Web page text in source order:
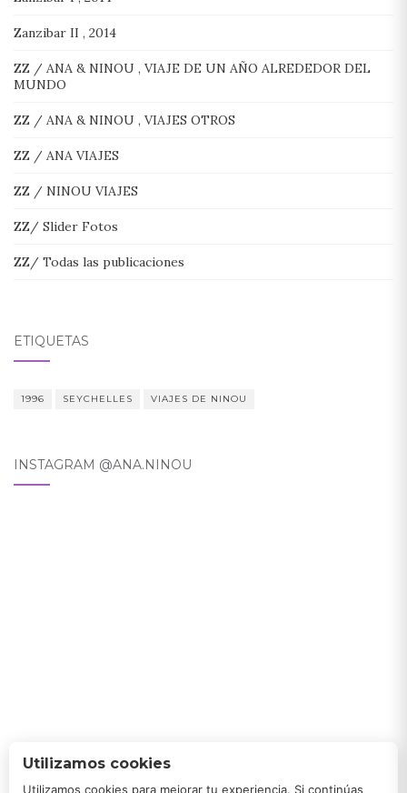
Zanzibar II , 2014
ZZ / ANA & NINOU , VIAJE DE UN AÑO ALREDEDOR DEL
MUNDO
ZZ / ANA & NINOU , VIAJES OTROS
ZZ / ANA VIAJES
ZZ / NINOU VIAJES
ZZ/ Slider Fotos
ZZ/ Todas las publicaciones
ETIQUETAS
1996 SEYCHELLES VIAJES DE NINOU
INSTAGRAM @ANA.NINOU
Utilizamos cookies
Utilizamos cookies para mejorar tu experiencia. Si continúas